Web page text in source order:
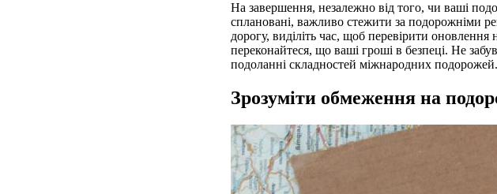
На завершення, незалежно від того, чи ваші
сплановані, важливо стежити за подорожніми
дорогу, виділіть час, щоб перевірити
переконайтеся, що ваші гроші в безпеці. Не
подоланні складностей міжнародних подорожей.
Зрозуміти обмеження на